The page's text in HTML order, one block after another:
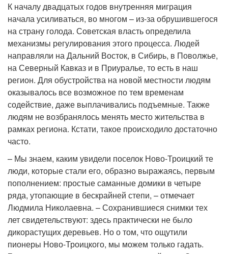
К началу двадцатых годов внутренняя миграция
начала усиливаться, во многом – из-за обрушившегося
на страну голода. Советская власть определила
механизмы регулирования этого процесса. Людей
направляли на Дальний Восток, в Сибирь, в Поволжье,
на Северный Кавказ и в Приуралье, то есть в наш
регион. Для обустройства на новой местности людям
оказывалось все возможное по тем временам
содействие, даже выплачивались подъемные. Также
людям не возбранялось менять место жительства в
рамках региона. Кстати, такое происходило достаточно
часто.
– Мы знаем, каким увидели поселок Ново-Троицкий те
люди, которые стали его, образно выражаясь, первым
пополнением: простые саманные домики в четыре
ряда, утопающие в бескрайней степи, – отмечает
Людмила Николаевна. – Сохранившиеся снимки тех
лет свидетельствуют: здесь практически не было
дикорастущих деревьев. Но о том, что ощутили
пионеры Ново-Троицкого, мы можем только гадать.